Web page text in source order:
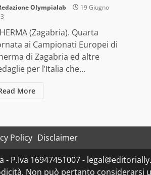
Olympialab
19 Giugno
(Zagabria). Quarta
ai Campionati Europei di
di Zagabria ed altre
per l’Italia che...
More
Policy Disclaimer
P.Iva 16947451007 -
Non può pertanto considerarsi